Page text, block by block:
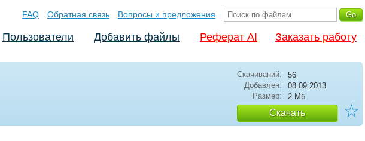
FAQ Обратная связь Вопросы и предложения
Пользователи Добавить файлы Реферат AI Заказать работу
Скачиваний:
56
Добавлен:
08.09.2013
Размер:
2 Мб
Скачать ☆